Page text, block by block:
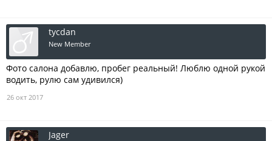
tycdan
New Member
Фото салона добавлю, пробег реальный! Люблю одной рукой
водить, рулю сам удивился)
26 окт 2017
Jager